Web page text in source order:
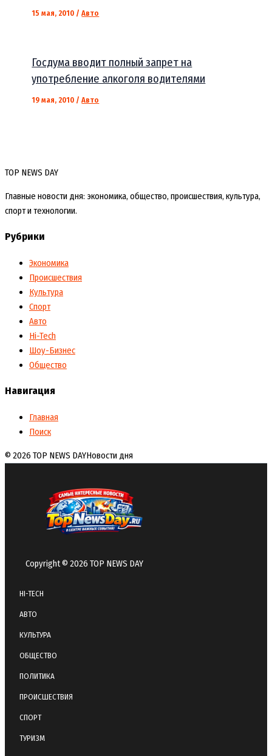
15 мая, 2010 /Авто
Госдума вводит полный запрет на
употребление алкоголя водителями
19 мая, 2010 /Авто
TOP NEWS DAY
Главные новости дня: экономика, общество, происшествия, культура,
спорт и технологии.
Рубрики
Экономика
Происшествия
Культура
Спорт
Авто
Hi-Tech
Шоу-Бизнес
Общество
Навигация
Главная
Поиск
© 2026 TOP NEWS DAYНовости дня
Copyright © 2026 TOP NEWS DAY
HI-TECH
АВТО
КУЛЬТУРА
ОБЩЕСТВО
ПОЛИТИКА
ПРОИСШЕСТВИЯ
СПОРТ
ТУРИЗМ